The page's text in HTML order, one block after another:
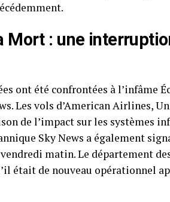
Mort : ‍une
ont été confrontées à l’infâme
Les vols d’American Airlines,
de l’impact⁤ sur les systèmes
⁢Sky News a également
matin. Le⁤ département
était de nouveau ⁤opérationnel